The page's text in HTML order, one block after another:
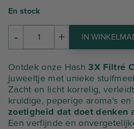
initial
était :
118,50
En stock
-
hoeveelheid
3X
FILTRÉ
CBN
+ IN
Ontdek onze Hash3X Filtré
juweeltje met unieke
Zacht en licht korrelig,
kruidige, peperige aroma's en
zoetigheid dat doet denken
Een verfijnde en